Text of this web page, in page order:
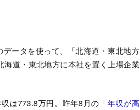
ータを使って、「北海道・東北地方
道・東北地方に本社を置く上場企業
は773.8万円。昨年8月の 「年収が高